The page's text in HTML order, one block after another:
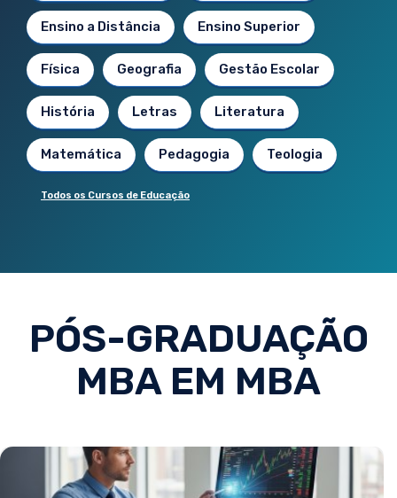
Ensino a Distância Ensino Superior
Física Geografia Gestão Escolar
História Letras Literatura
Matemática Pedagogia Teologia
Todos os Cursos de Educação
PÓS-GRADUAÇÃO
MBA EM MBA